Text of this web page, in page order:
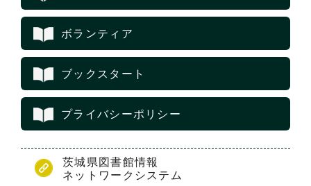
ボランティア
ブックスタート
プライバシーポリシー
茨城県図書館情報
ネットワークシステム